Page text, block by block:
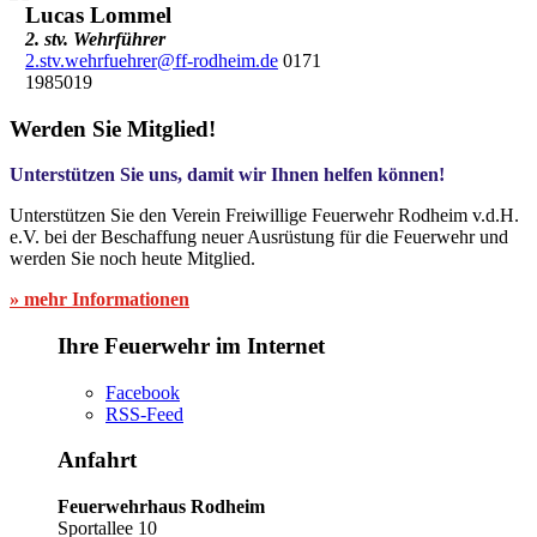
Lucas Lommel
2. stv. Wehrführer
2.stv.wehrfuehrer@ff-rodheim.de0171
1985019
Werden Sie Mitglied!
Unterstützen Sie uns, damit wir Ihnen helfen können!
Unterstützen Sie den Verein Freiwillige Feuerwehr Rodheim v.d.H.
e.V. bei der Beschaffung neuer Ausrüstung für die Feuerwehr und
werden Sie noch heute Mitglied.
» mehr Informationen
Ihre Feuerwehr im Internet
Facebook
RSS-Feed
Anfahrt
Feuerwehrhaus Rodheim
Sportallee 10